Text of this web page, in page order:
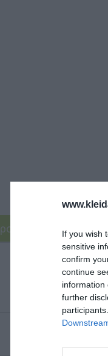
If you wish
sensitive
confirm
continue
information
further